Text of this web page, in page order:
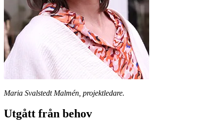
Maria Svalstedt Malmén, projektledare.
Utgått från behov